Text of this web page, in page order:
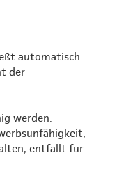
automatisch
der
werden.
entfällt für